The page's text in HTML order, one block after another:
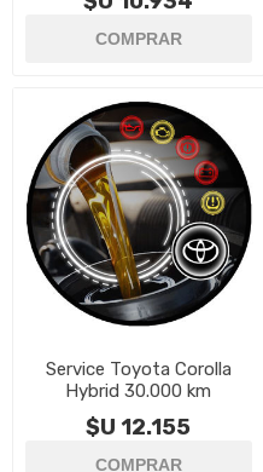
Service Toyota Corolla
Hybrid 30.000 km
$U 12.155